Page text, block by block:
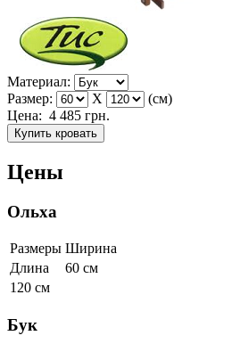
Материал:
Размер:
X
(см)
Цена: 4 485 грн.
Купить кровать
Цены
Ольха
Размеры Ширина
Длина
60 см
120 см
Бук